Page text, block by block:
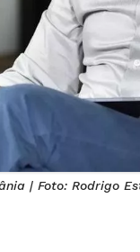
| Foto: Rodrigo